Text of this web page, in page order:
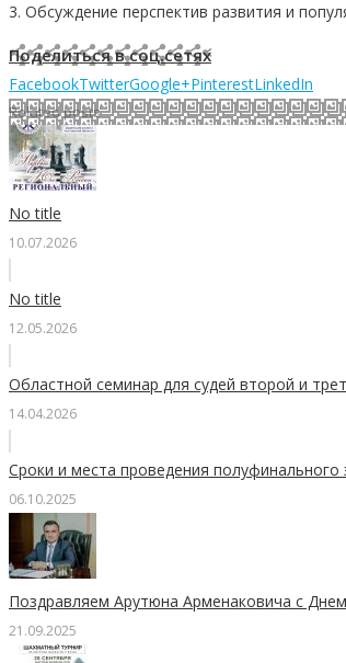
3. Обсуждение перспектив развития и
Поделиться в соц.сетях
FacebookTwitterGoogle+PinterestLinkedIn
Related posts
No title
10.07.2026
No title
12.05.2026
Областной семинар для судей второй и
14.04.2026
Сроки и места проведения
06.10.2025
Поздравляем Арутюна Арменаковича с
21.09.2025